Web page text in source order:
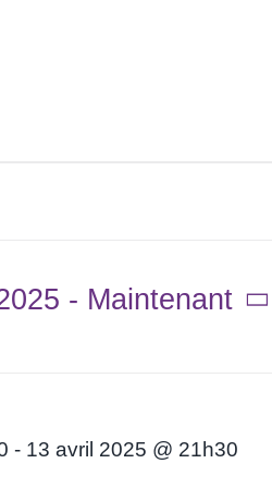
- Maintenant
- 13 avril 2025 @ 21h30